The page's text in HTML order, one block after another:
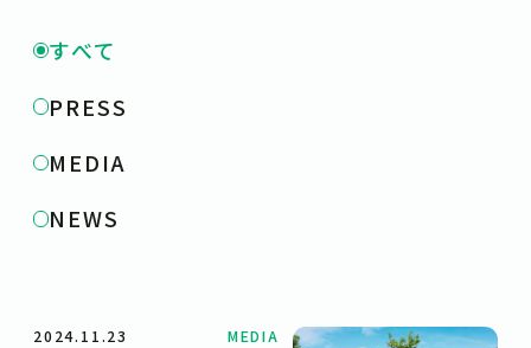
すべて
PRESS
MEDIA
NEWS
2024.11.23 MEDIA